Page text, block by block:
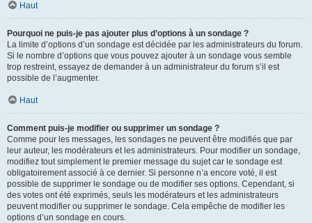
Haut
Pourquoi ne puis-je pas ajouter plus d’options à un sondage ?
La limite d’options d’un sondage est décidée par les administrateurs du forum.
Si le nombre d’options que vous pouvez ajouter à un sondage vous semble
trop restreint, essayez de demander à un administrateur du forum s’il est
possible de l’augmenter.
Haut
Comment puis-je modifier ou supprimer un sondage ?
Comme pour les messages, les sondages ne peuvent être modifiés que par
leur auteur, les modérateurs et les administrateurs. Pour modifier un sondage,
modifiez tout simplement le premier message du sujet car le sondage est
obligatoirement associé à ce dernier. Si personne n’a encore voté, il est
possible de supprimer le sondage ou de modifier ses options. Cependant, si
des votes ont été exprimés, seuls les modérateurs et les administrateurs
peuvent modifier ou supprimer le sondage. Cela empêche de modifier les
options d’un sondage en cours.